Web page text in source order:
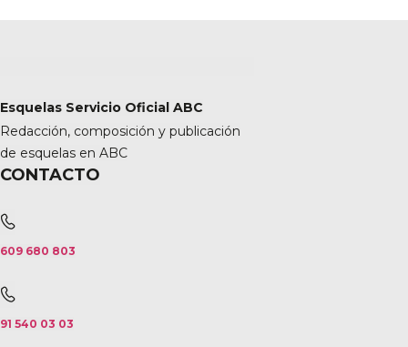
Esquelas Servicio Oficial ABC
Redacción, composición y publicación
de esquelas en ABC
CONTACTO
609 680 803
91 540 03 03